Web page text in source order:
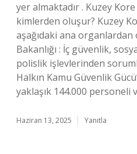
yer almaktadır . Kuzey
kimlerden oluşur? Kuzey
aşağıdaki ana
Bakanlığı : İç güvenlik,
polislik işlevlerinden
Halkın Kamu Güvenlik
yaklaşık 144.000 personeli
Haziran 13, 2025 Yanıtla